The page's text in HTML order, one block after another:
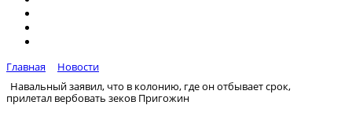
Главная
Новости
Навальный заявил, что в колонию, где он отбывает срок,
прилетал вербовать зеков Пригожин